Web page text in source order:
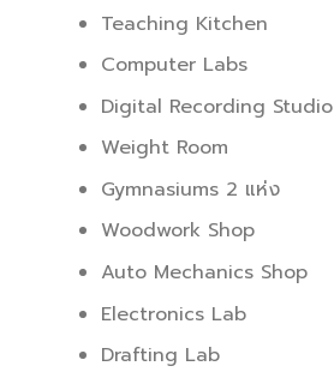
Teaching Kitchen
Computer Labs
Digital Recording Studio
Weight Room
Gymnasiums 2 แห่ง
Woodwork Shop
Auto Mechanics Shop
Electronics Lab
Drafting Lab